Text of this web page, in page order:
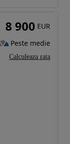
8 900 EUR
Peste medie
Calculeaza rata